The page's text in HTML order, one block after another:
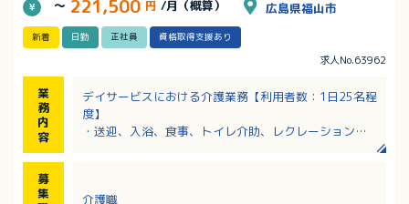
～ 221,500 円 /月（概算） 広島県福山市
新着 日勤 正社員 資格取得支援あり
求人No.63962
業
務
内
容
デイサービスにおける介護業務【利用者数：1日25名程
度】
・送迎、入浴、食事、トイレ介助、レクレーション業
※送迎は運転講習を受けて頂いてからお願いします。
募
集
介護職